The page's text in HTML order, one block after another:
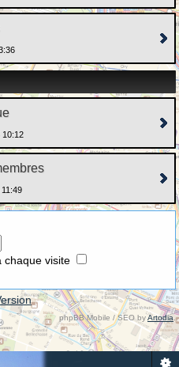
10:12
chaque visite
phpBB Mobile / SEO byArtodia .